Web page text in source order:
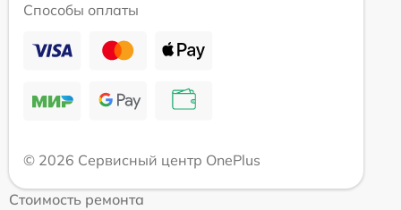
Способы оплаты
© 2026 Сервисный центр OnePlus
Стоимость ремонта